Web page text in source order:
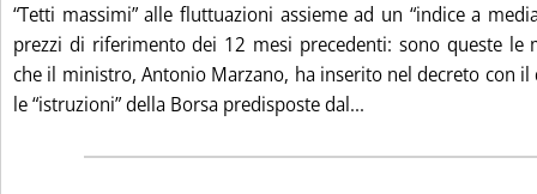
“Tetti massimi” alle fluttuazioni assieme ad un “indice a
prezzi di riferimento dei 12 mesi precedenti: sono queste le
che il ministro, Antonio Marzano, ha inserito nel decreto con il
le “istruzioni” della Borsa predisposte dal...